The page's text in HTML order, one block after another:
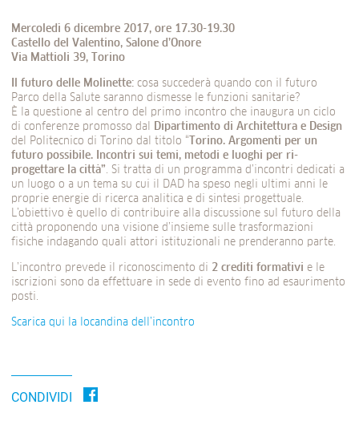
Mercoledì 6 dicembre 2017, ore 17.30-19.30
Castello del Valentino, Salone d’Onore
Via Mattioli 39, Torino
Il futuro delle Molinette: cosa succederà quando con il futuro
Parco della Salute saranno dismesse le funzioni sanitarie?
È la questione al centro del primo incontro che inaugura un ciclo
di conferenze promosso dal
Dipartimento di Architettura e Design
del Politecnico di Torino dal titolo “ Torino. Argomenti per un
futuro possibile. Incontri sui temi, metodi e luoghi per ri-
progettare la città”. Si tratta di un programma d’incontri dedicati a
un luogo o a un tema su cui il DAD ha speso negli ultimi anni le
proprie energie di ricerca analitica e di sintesi progettuale.
L’obiettivo è quello di contribuire alla discussione sul futuro della
città proponendo una visione d’insieme sulle trasformazioni
fisiche indagando quali attori istituzionali ne prenderanno parte.
L’incontro prevede il riconoscimento di 2 crediti formativi e le
iscrizioni sono da effettuare in sede di evento fino ad esaurimento
posti.
Scarica qui la locandina dell’incontro
CONDIVIDI